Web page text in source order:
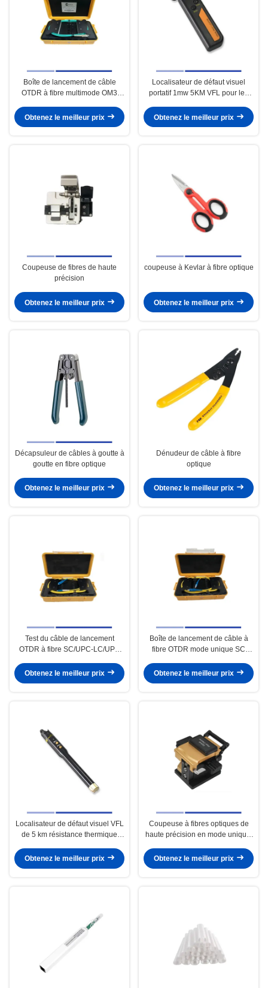
Boîte de lancement de câble
OTDR à fibre multimode OM3
lancement à fibre
Obtenez le meilleur prix
Localisateur de défaut visuel
portatif 1mw 5KM VFL pour les
Obtenez le meilleur prix
Coupeuse de fibres de haute
précision
Obtenez le meilleur prix
coupeuse à Kevlar à fibre optique
Obtenez le meilleur prix
Décapsuleur de câbles à goutte à
goutte en fibre optique
Obtenez le meilleur prix
Dénudeur de câble à fibre
optique
Obtenez le meilleur prix
Test du câble de lancement
OTDR à fibre SC/UPC-LC/UPC
Obtenez le meilleur prix
Boîte de lancement de câble à
fibre OTDR mode unique SC
à fibre optique
Obtenez le meilleur prix
Localisateur de défaut visuel VFL
de 5 km résistance thermique
Obtenez le meilleur prix
Coupeuse à fibres optiques de
haute précision en mode unique,
Obtenez le meilleur prix